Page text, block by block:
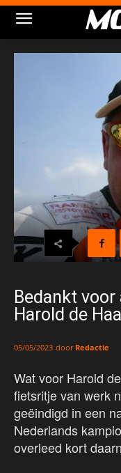
Bedankt
Harold de
05/05/2023 door Redactie
Wat voor Harold
fietsritje van werk
geëindigd in een
Nederlands
overleed kort